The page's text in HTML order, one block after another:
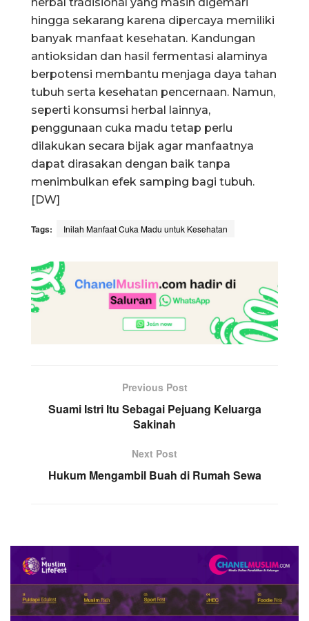
herbal tradisional yang masih digemari
hingga sekarang karena dipercaya memiliki
banyak manfaat kesehatan. Kandungan
antioksidan dan hasil fermentasi alaminya
berpotensi membantu menjaga daya tahan
tubuh serta kesehatan pencernaan. Namun,
seperti konsumsi herbal lainnya,
penggunaan cuka madu tetap perlu
dilakukan secara bijak agar manfaatnya
dapat dirasakan dengan baik tanpa
menimbulkan efek samping bagi tubuh.
[DW]
Tags: Inilah Manfaat Cuka Madu untuk Kesehatan
Previous Post
Suami Istri Itu Sebagai Pejuang Keluarga
Sakinah
Next Post
Hukum Mengambil Buah di Rumah Sewa